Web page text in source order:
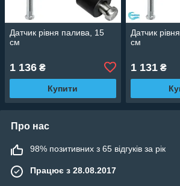
Датчик рівня палива, 15
см
1 136 ₴
Купити
Датчик
см
1 131₴
Про нас
98% позитивних з 65 відгуків за рік
Працює з 28.08.2017